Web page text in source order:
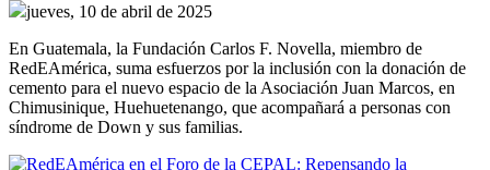
jueves, 10 de abril de 2025
En Guatemala, la Fundación Carlos F. Novella, miembro de
RedEAmérica, suma esfuerzos por la inclusión con la donación de
cemento para el nuevo espacio de la Asociación Juan Marcos, en
Chimusinique, Huehuetenango, que acompañará a personas con
síndrome de Down y sus familias.